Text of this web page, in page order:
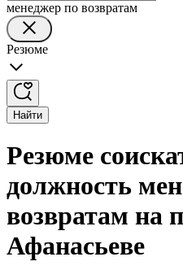
менеджер по возвратам
Резюме
Найти
Резюме
должность
возвратам на
Афанасьеве